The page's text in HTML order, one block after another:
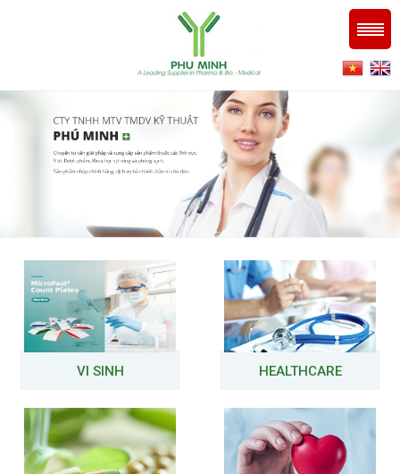
VI SINH HEALTHCARE